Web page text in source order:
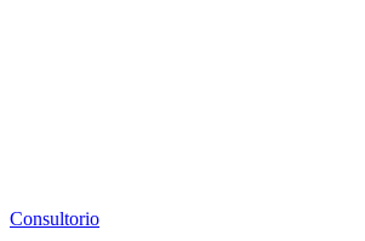
Consultorio